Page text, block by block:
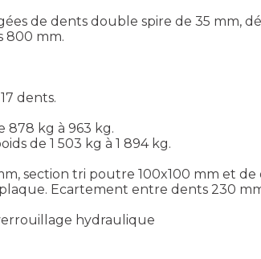
de dents double spire de 35 mm,
800 mm.
dents.
878 kg à 963 kg.
de 1 503 kg à 1 894 kg.
section tri poutre 100x100 mm et
Ecartement entre dents 230
hydraulique